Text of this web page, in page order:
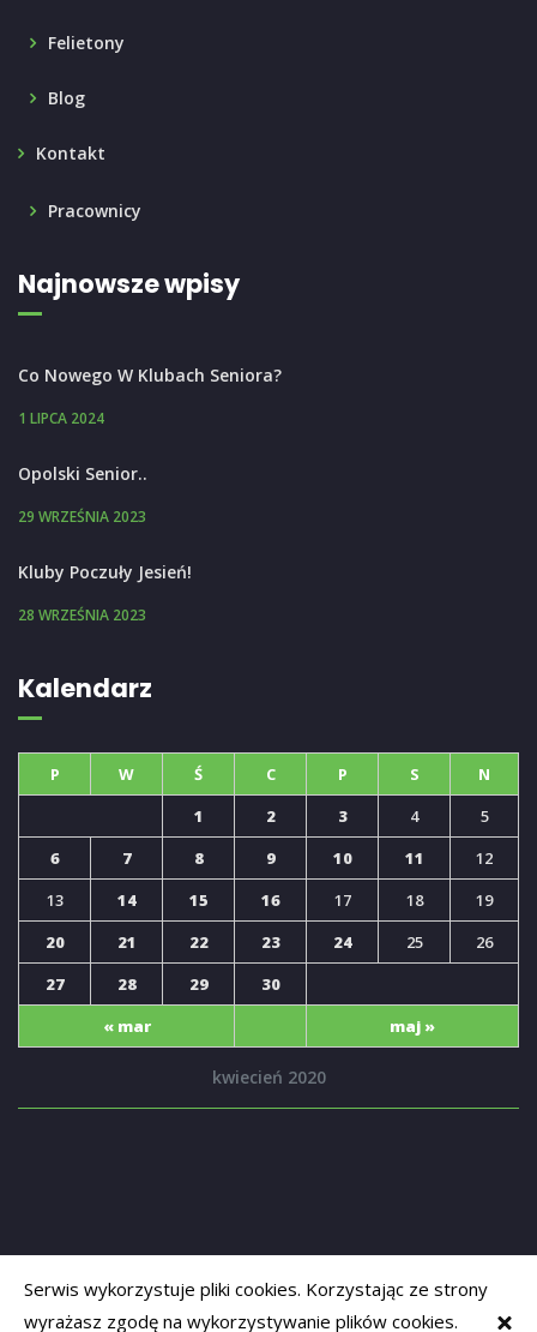
Felietony
Blog
Kontakt
Pracownicy
Najnowsze wpisy
Co Nowego W Klubach Seniora?
1 LIPCA 2024
Opolski Senior..
29 WRZEŚNIA 2023
Kluby Poczuły Jesień!
28 WRZEŚNIA 2023
Kalendarz
kwiecień 2020
P W Ś C P S N
« mar maj »
1 2 3 4
5
6
7 8 9 10 11
12
13
14 15 16 17 18
19
20
21 22 23 24 25
26
27
28 29 30
Serwis wykorzystuje pliki cookies. Korzystając ze strony
wyrażasz zgodę na wykorzystywanie plików cookies.